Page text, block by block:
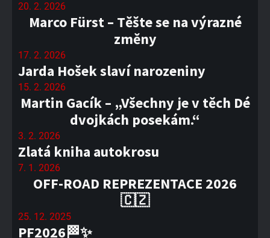
20. 2. 2026
Marco Fürst – Těšte se na výrazné
změny
17. 2. 2026
Jarda Hošek slaví narozeniny
15. 2. 2026
Martin Gacík – „Všechny je v těch Dé
dvojkách posekám.“
3. 2. 2026
Zlatá kniha autokrosu
7. 1. 2026
OFF-ROAD REPREZENTACE 2026
🇨🇿
25. 12. 2025
PF2026🏁✨